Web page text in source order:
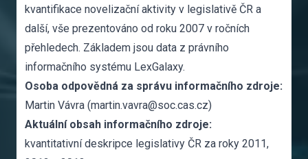
kvantifikace novelizační aktivity v legislativě ČR a
další, vše prezentováno od roku 2007 v ročních
přehledech. Základem jsou data z právního
informačního systému LexGalaxy.
Osoba odpovědná za správu informačního zdroje:
Martin Vávra (martin.vavra@soc.cas.cz)
Aktuální obsah informačního zdroje:
kvantitativní deskripce legislativy ČR za roky 2011,